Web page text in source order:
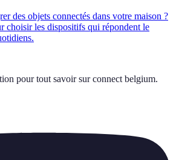
des objets connectés dans votre maison ?
choisir les dispositifs qui répondent le
pour tout savoir sur connect belgium.